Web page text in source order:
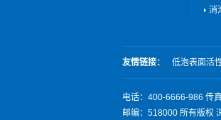
消
友情链接： 低泡表面活
电话：400-6666-986 传
邮编：518000 所有版权